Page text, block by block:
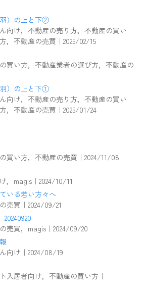
）の上と下②
向け，不動産の売り方，不動産の買い
，不動産の売買｜2025/02/15
買い方，不動産業者の選び方，不動産の
）の上と下①
向け，不動産の売り方，不動産の買い
，不動産の売買｜2025/01/24
買い方，不動産の売買｜2024/11/08
，magis｜2024/10/11
いる若い方々へ
売買｜2024/09/21
売買，magis｜2024/09/20
向け｜2024/08/19
入居者向け，不動産の買い方｜